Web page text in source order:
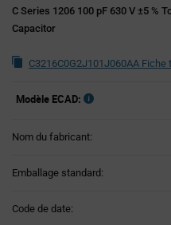
C Series 1206 100 pF 630 V ±5 %
Capacitor
C3216C0G2J101J060AA Fiche
Modèle ECAD:
Nom du fabricant:
Emballage standard:
Code de date: